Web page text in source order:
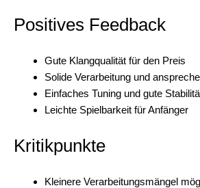
Positives Feedback
Gute Klangqualität für den Preis
Solide Verarbeitung und
Einfaches Tuning und gute
Leichte Spielbarkeit für Anfänger
Kritikpunkte
Kleinere Verarbeitungsmängel